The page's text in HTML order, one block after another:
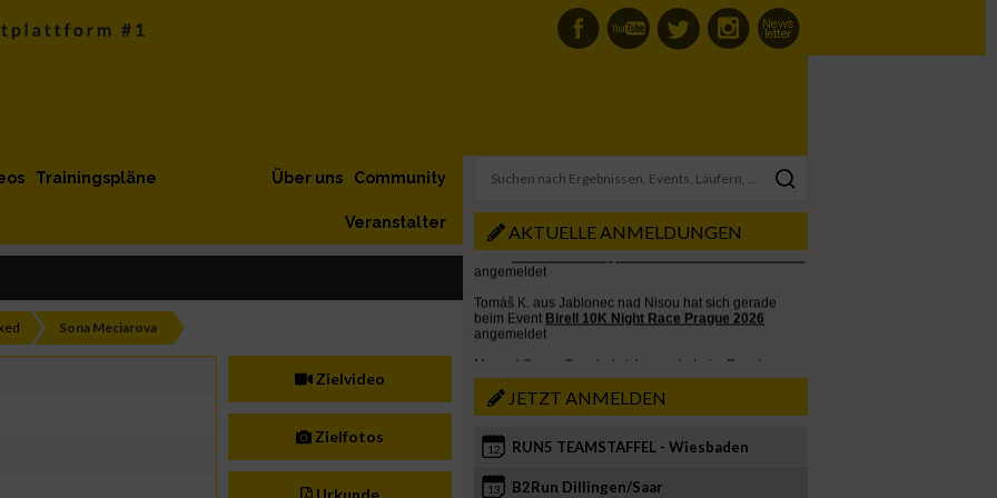
Trainingspläne Community
Über uns
Veranstalter
Sona Meciarova
Zielvideo
Zielfotos
Urkunde
AKTUELLE ANMELDUNGEN
JETZT ANMELDEN
12 RUN5 TEAMSTAFFEL - Wiesbaden
13 B2Run Dillingen/Saar